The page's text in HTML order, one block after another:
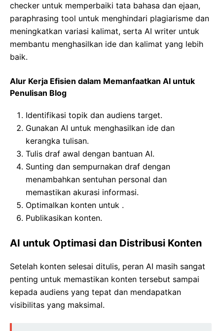
checker untuk memperbaiki tata bahasa dan ejaan,
paraphrasing tool untuk menghindari plagiarisme dan
meningkatkan variasi kalimat, serta AI writer untuk
membantu menghasilkan ide dan kalimat yang lebih
baik.
Alur Kerja Efisien dalam Memanfaatkan AI untuk
Penulisan Blog
Identifikasi topik dan audiens target.
Gunakan AI untuk menghasilkan ide dan
kerangka tulisan.
Tulis draf awal dengan bantuan AI.
Sunting dan sempurnakan draf dengan
menambahkan sentuhan personal dan
memastikan akurasi informasi.
Optimalkan konten untuk .
Publikasikan konten.
AI untuk Optimasi dan Distribusi Konten
Setelah konten selesai ditulis, peran AI masih sangat
penting untuk memastikan konten tersebut sampai
kepada audiens yang tepat dan mendapatkan
visibilitas yang maksimal.